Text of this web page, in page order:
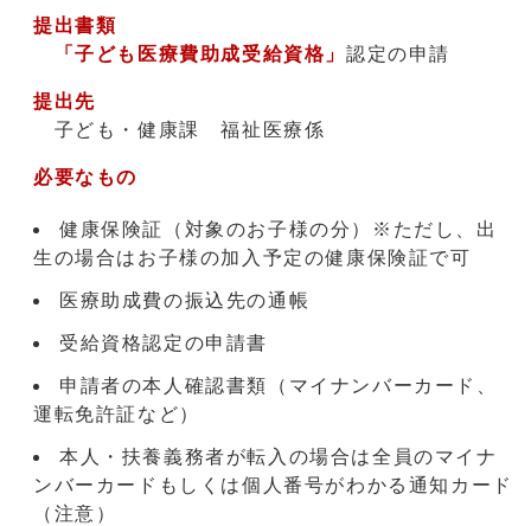
提出書類
「子ども医療費助成受給資格」認定の申請
提出先
子ども・健康課 福祉医療係
必要なもの
健康保険証（対象のお子様の分）※ただし、出
生の場合はお子様の加入予定の健康保険証で可
医療助成費の振込先の通帳
受給資格認定の申請書
申請者の本人確認書類（マイナンバーカード、
運転免許証など）
本人・扶養義務者が転入の場合は全員のマイナ
ンバーカードもしくは個人番号がわかる通知カード
（注意）